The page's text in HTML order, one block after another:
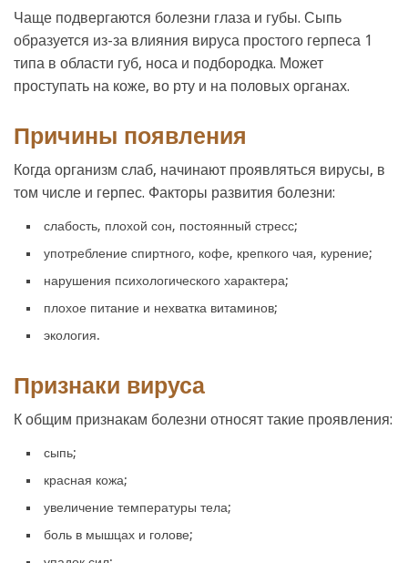
Чаще подвергаются болезни глаза и губы. Сыпь
образуется из-за влияния вируса простого герпеса 1
типа в области губ, носа и подбородка. Может
проступать на коже, во рту и на половых органах.
Причины появления
Когда организм слаб, начинают проявляться вирусы, в
том числе и герпес. Факторы развития болезни:
слабость, плохой сон, постоянный стресс;
употребление спиртного, кофе, крепкого чая, курение;
нарушения психологического характера;
плохое питание и нехватка витаминов;
экология.
Признаки вируса
К общим признакам болезни относят такие проявления:
сыпь;
красная кожа;
увеличение температуры тела;
боль в мышцах и голове;